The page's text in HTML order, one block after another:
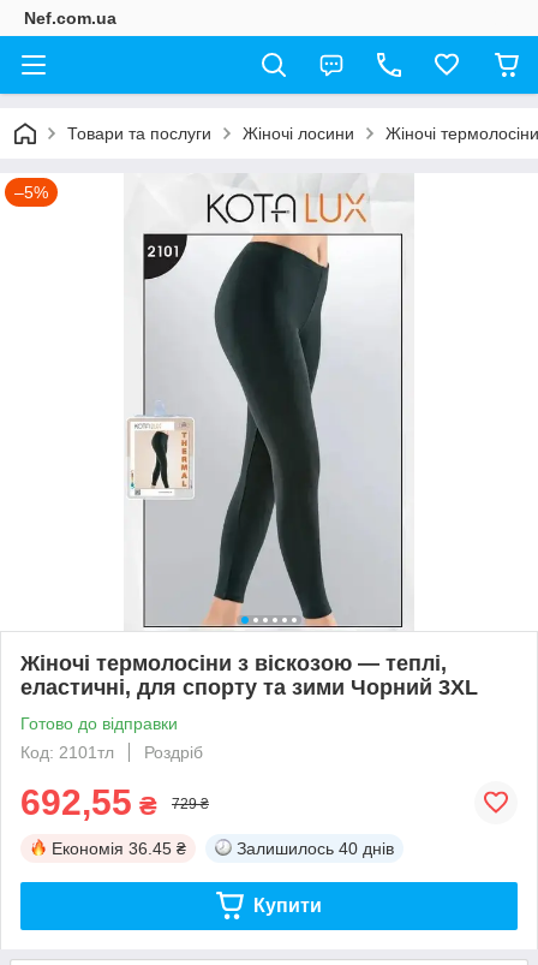
Nef.com.ua
Товари та послуги Жіночі лосини Жіночі
–5%
Жіночі термолосіни з віскозою — теплі,
еластичні, для спорту та зими Чорний 3XL
Готово до відправки
Код: 2101тл
Роздріб
692,55 ₴ 729 ₴
Економія 36.45 ₴ Залишилось 40 днів
Купити